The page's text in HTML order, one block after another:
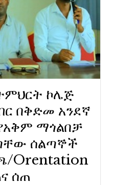
ኮሌጅ
በቅድመ አንደኛ
ማጎልበቻ
ሰልጣኞች
Orentation
ሰጠ